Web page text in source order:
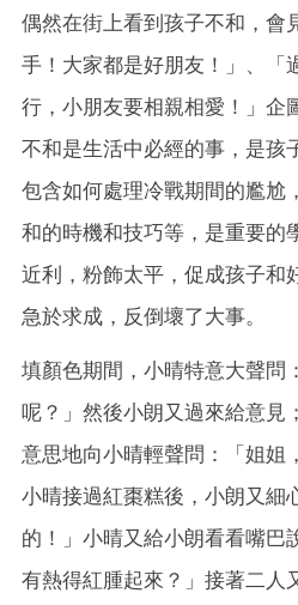
偶然在街上看到孩子不和，會
手！大家都是好朋友！」、「
行，小朋友要相親相愛！」企
不和是生活中必經的事，是孩
包含如何處理冷戰期間的尷尬
和的時機和技巧等，是重要的
近利，粉飾太平，促成孩子和
急於求成，反倒壞了大事。
填顏色期間，小晴特意大聲問
呢？」然後小朗又過來給意見
意思地向小晴輕聲問：「姐姐
小晴接過紅棗糕後，小朗又細
的！」小晴又給小朗看看嘴巴
有熱得紅腫起來？」接著二人